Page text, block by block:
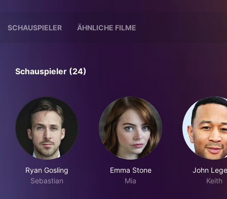
SCHAUSPIELER ÄHNLICHE FILME
Schauspieler (24)
Ryan Gosling
Sebastian
Emma Stone
Mia
John
Keith